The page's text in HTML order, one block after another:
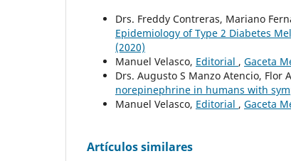
Drs. Freddy Contreras, Mariano
Epidemiology of Type 2 Diabetes
(2020)
Manuel Velasco, Editorial , Gaceta
Drs. Augusto S Manzo Atencio, Flor
norepinephrine in humans with
Manuel Velasco, Editorial , Gaceta
Artículos similares